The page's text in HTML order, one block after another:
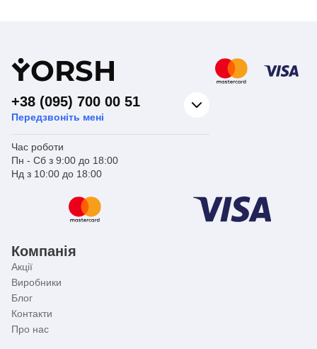
YORSH
+38 (095) 700 00 51
Передзвоніть мені
Час роботи
Пн - Сб з 9:00 до 18:00
Нд з 10:00 до 18:00
Компанія
Акції
Виробники
Блог
Контакти
Про нас